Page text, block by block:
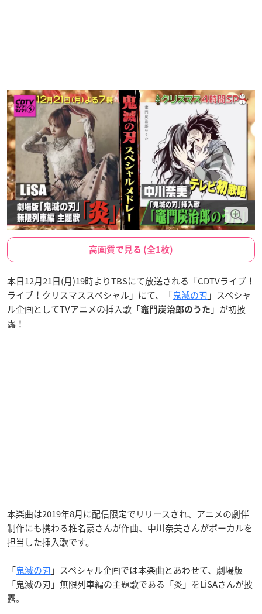
高画質で見る (全1枚)
本日12月21日(月)19時よりTBSにて放送される「CDTVライブ！
ライブ！クリスマススペシャル」にて、「鬼滅の刃 」スペシャ
ル企画としてTVアニメの挿入歌「竈門炭治郎のうた 」が初披
露！
本楽曲は2019年8月に配信限定でリリースされ、アニメの劇伴
制作にも携わる椎名豪さんが作曲、中川奈美さんがボーカルを
担当した挿入歌です。
「鬼滅の刃 」スペシャル企画では本楽曲とあわせて、劇場版
「鬼滅の刃」無限列車編の主題歌である「炎」をLiSAさんが披
露。